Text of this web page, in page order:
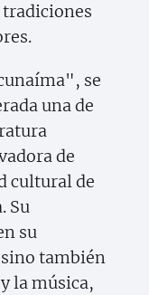
tradiciones
se
una de
de
cultural de
Su
su
también
la música,